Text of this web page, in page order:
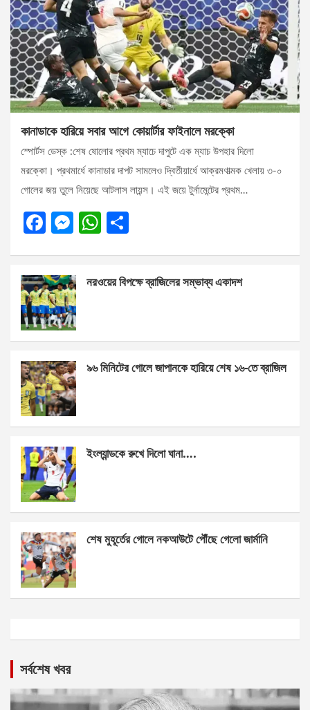
কানাডাকে হারিয়ে সবার আগে কোয়ার্টার ফাইনালে মরক্কো
স্পোর্টস ডেস্ক :শেষ ষোলোর প্রথম ম্যাচে দাপুটে এক ম্যাচ উপহার দিলো
মরক্কো। প্রথমার্ধে কানাডার দাপট সামলেও দ্বিতীয়ার্ধে আক্রমণাত্মক খেলায় ৩-০
গোলের জয় তুলে নিয়েছে আটলাস লায়ন্স। এই জয়ে টুর্নামেন্টের প্রথম…
F
b
o
o
k
M
n
g
er
W
s
p
e
নরওয়ের বিপক্ষে ব্রাজিলের সম্ভাব্য একাদশ
৯৬ মিনিটের গোলে জাপানকে হারিয়ে শেষ ১৬-তে ব্রাজিল
ইংল্যান্ডকে রুখে দিলো ঘানা….
শেষ মুহূর্তের গোলে নকআউটে পৌঁছে গেলো জার্মানি
সর্বশেষ খবর